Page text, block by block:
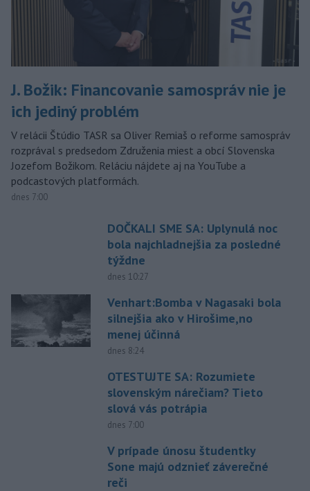
J. Božik: Financovanie samospráv nie je
ich jediný problém
V relácii Štúdio TASR sa Oliver Remiaš o reforme samospráv
rozprával s predsedom Združenia miest a obcí Slovenska
Jozefom Božikom. Reláciu nájdete aj na YouTube a
podcastových platformách.
dnes 7:00
DOČKALI SME SA: Uplynulá noc
bola najchladnejšia za posledné
týždne
dnes 10:27
Venhart:Bomba v Nagasaki bola
silnejšia ako v Hirošime,no
menej účinná
dnes 8:24
OTESTUJTE SA: Rozumiete
slovenským nárečiam? Tieto
slová vás potrápia
dnes 7:00
V prípade únosu študentky
Sone majú odznieť záverečné
reči